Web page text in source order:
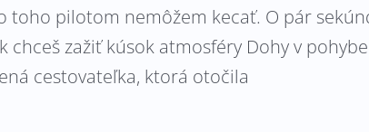
pilotom nemôžem kecať. O pár
chceš zažiť kúsok atmosféry Dohy v
cestovateľka, ktorá otočila